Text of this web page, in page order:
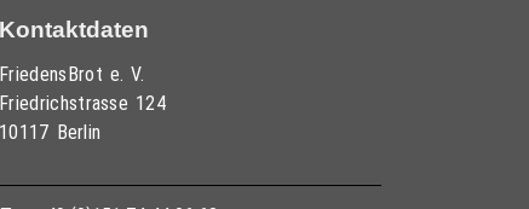
Kontaktdaten
FriedensBrot e. V.
Friedrichstrasse 124
10117 Berlin